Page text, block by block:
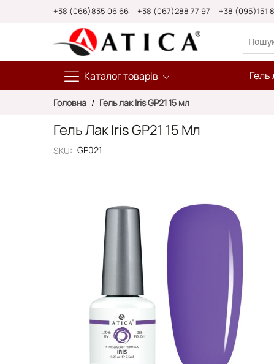
+38 (066)835 06 66 +38 (067)288 77 97 +38 (095)151
Каталог товарів Гель
Головна Гель лак Iris GP21 15 мл
Гель Лак Iris GP21 15 Мл
SKU GP021